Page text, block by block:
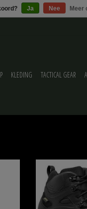
KLEDING TACTICAL GEAR
AND
Garmont Garmont
TOEVOEGEN
Ja Nee Meer